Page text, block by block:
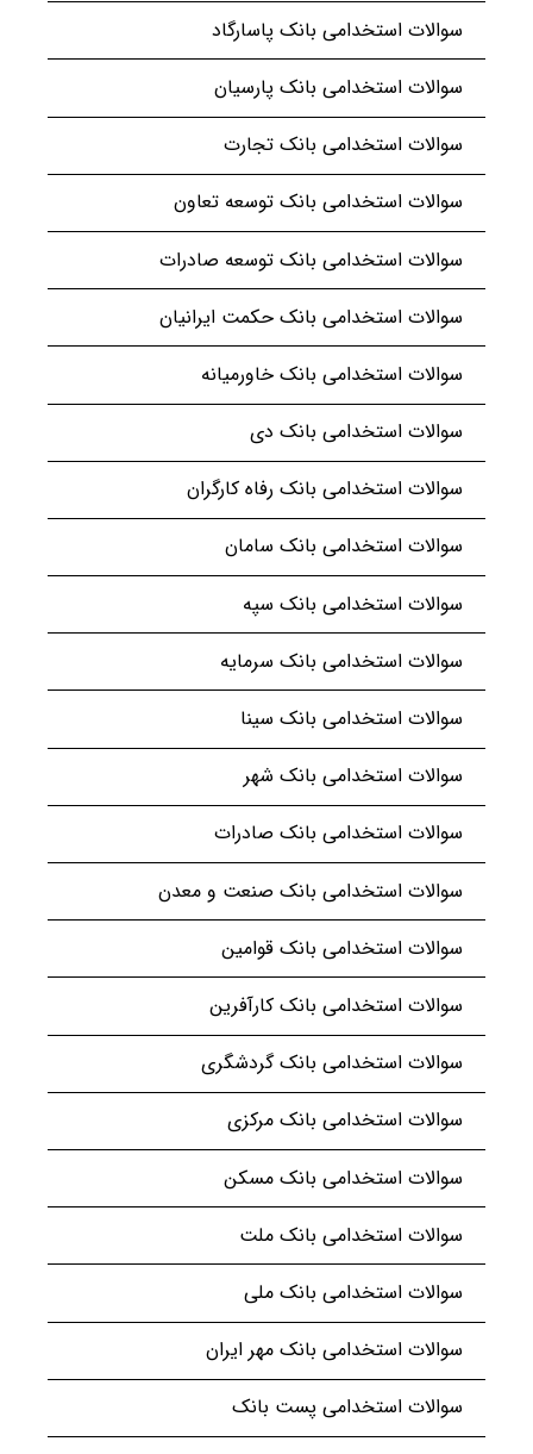
سوالات استخدامی بانک پاسارگاد
سوالات استخدامی بانک پارسیان
سوالات استخدامی بانک تجارت
سوالات استخدامی بانک توسعه تعاون
سوالات استخدامی بانک توسعه صادرات
سوالات استخدامی بانک حکمت ایرانیان
سوالات استخدامی بانک خاورمیانه
سوالات استخدامی بانک دی
سوالات استخدامی بانک رفاه کارگران
سوالات استخدامی بانک سامان
سوالات استخدامی بانک سپه
سوالات استخدامی بانک سرمایه
سوالات استخدامی بانک سینا
سوالات استخدامی بانک شهر
سوالات استخدامی بانک صادرات
سوالات استخدامی بانک صنعت و معدن
سوالات استخدامی بانک قوامین
سوالات استخدامی بانک کارآفرین
سوالات استخدامی بانک گردشگری
سوالات استخدامی بانک مرکزی
سوالات استخدامی بانک مسکن
سوالات استخدامی بانک ملت
سوالات استخدامی بانک ملی
سوالات استخدامی بانک مهر ایران
سوالات استخدامی پست بانک